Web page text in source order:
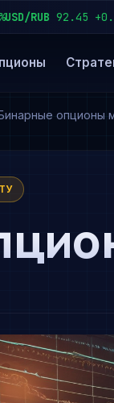
92.45 +0.12%
опционы